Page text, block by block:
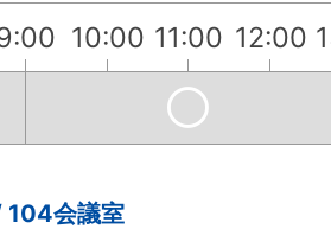
10:00 11:00 12:00
104会議室